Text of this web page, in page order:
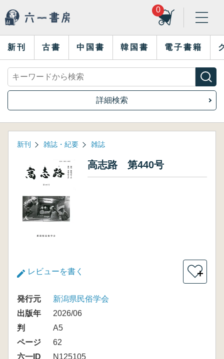
0
新刊 古書 中国書 韓国書 電子書籍
詳細検索
新刊 雑誌・紀要 雑誌
高志路 第440号
レビューを書く ＋
発行元
新潟県民俗学会
出版年
2026/06
判
A5
ページ
62
六一ID
N125105